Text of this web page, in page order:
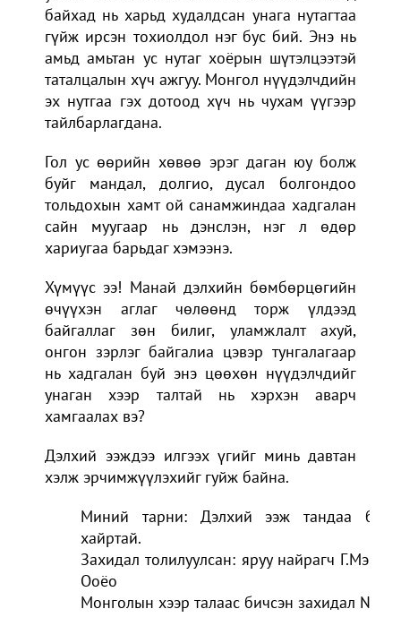
байхад нь харьд худалдсан унага нутагтаа
гүйж ирсэн тохиолдол нэг бус бий. Энэ нь
амьд амьтан ус нутаг хоёрын шүтэлцээтэй
таталцалын хүч ажгуу. Монгол нүүдэлчдийн
эх нутгаа гэх дотоод хүч нь чухам үүгээр
тайлбарлагдана.
Гол ус өөрийн хөвөө эрэг даган юу болж
буйг мандал, долгио, дусал болгондоо
тольдохын хамт ой санамжиндаа хадгалан
сайн муугаар нь дэнслэн, нэг л өдөр
хариугаа барьдаг хэмээнэ.
Хүмүүс ээ! Манай дэлхийн бөмбөрцөгийн
өчүүхэн аглаг чөлөөнд торж үлдээд
байгаллаг зөн билиг, уламжлалт ахуй,
онгон зэрлэг байгалиа цэвэр тунгалагаар
нь хадгалан буй энэ цөөхөн нүүдэлчдийг
унаган хээр талтай нь хэрхэн аварч
хамгаалах вэ?
Дэлхий ээждээ илгээх үгийг минь давтан
хэлж эрчимжүүлэхийг гуйж байна.
Миний тарни: Дэлхий ээж тандаа бид
хайртай.
Захидал толилуулсан: яруу найрагч Г.Мэнд-
Ооёо
Монголын хээр талаас бичсэн захидал №4